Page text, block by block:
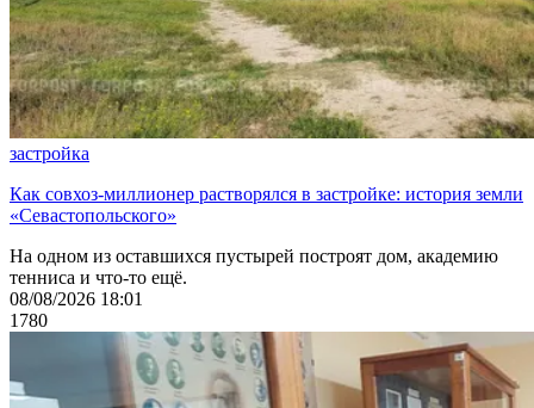
застройка
Как совхоз-миллионер растворялся в застройке: история земли
«Севастопольского»
На одном из оставшихся пустырей построят дом, академию
тенниса и что-то ещё.
08/08/2026 18:01
1780